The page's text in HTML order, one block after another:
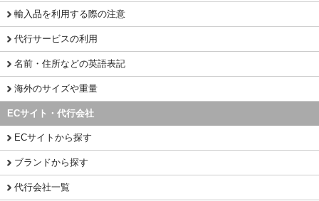
輸入品を利用する際の注意
代行サービスの利用
名前・住所などの英語表記
海外のサイズや重量
ECサイト・代行会社
ECサイトから探す
ブランドから探す
代行会社一覧